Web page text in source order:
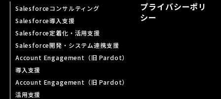
Salesforceコンサルティング
Salesforce導入支援
Salesforce定着化・活用支援
Salesforce開発・システム連携支援
Account Engagement（旧 Pardot）
導入支援
Account Engagement（旧 Pardot）
活用支援
プライバシーポリ
シー